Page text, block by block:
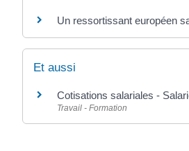
Un ressortissant européen
Et aussi
Cotisations salariales -
Travail - Formation